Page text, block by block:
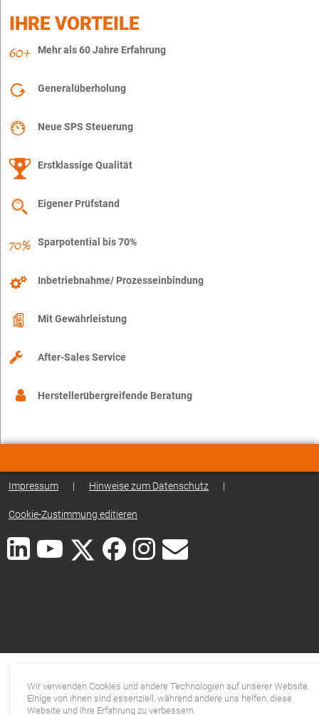
IHRE VORTEILE
Mehr als 60 Jahre Erfahrung
Generalüberholung
Neue SPS Steuerung
Erstklassige Qualität
Eigener Prüfstand
Sparpotential bis 70%
Inbetriebnahme/ Prozesseinbindung
Mit Gewährleistung
After-Sales Service
Herstellerübergreifende Beratung
Impressum | Hinweise zum Datenschutz |
Cookie-Zustimmung editieren
Wir verwenden Cookies und andere Technologien auf unserer Website.
Einige von ihnen sind essenziell, während andere uns helfen, diese
Website und Ihre Erfahrung zu verbessern.